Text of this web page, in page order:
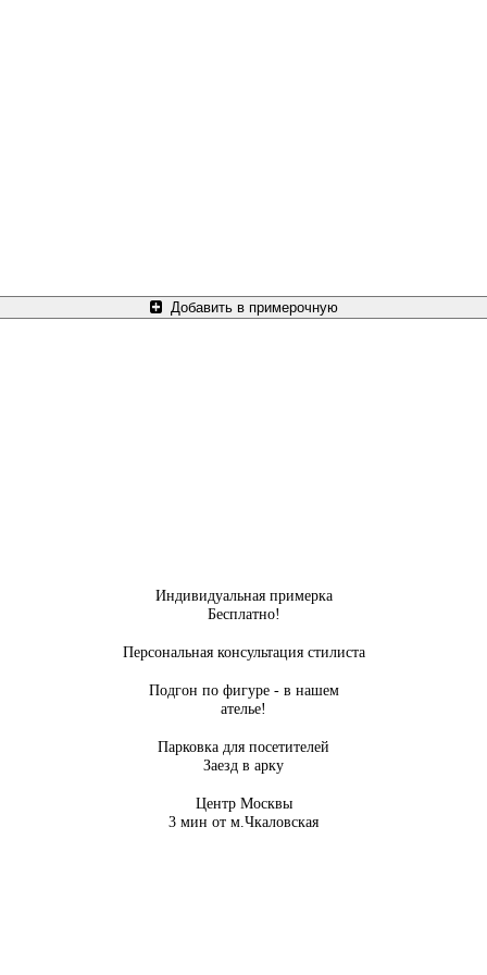
Добавить в примерочную
Индивидуальная примерка
Бесплатно!
Персональная консультация стилиста
Подгон по фигуре - в нашем
ателье!
Парковка для посетителей
Заезд в арку
Центр Москвы
3 мин от м.Чкаловская